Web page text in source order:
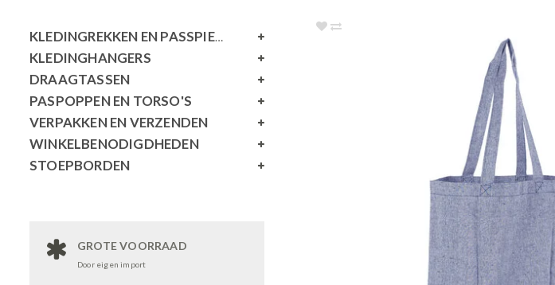
KLEDINGREKKEN EN PASSPIEGELS
KLEDINGHANGERS
DRAAGTASSEN
PASPOPPEN EN TORSO'S
VERPAKKEN EN VERZENDEN
WINKELBENODIGDHEDEN
STOEPBORDEN
GROTE VOORRAAD
Door eigen import